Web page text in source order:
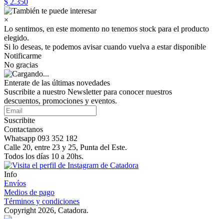
$ 2.350
×
Lo sentimos, en este momento no tenemos stock para el producto
elegido.
Si lo deseas, te podemos avisar cuando vuelva a estar disponible
Notificarme
No gracias
Enterate de las últimas novedades
Suscribite a nuestro Newsletter para conocer nuestros
descuentos, promociones y eventos.
Suscribite
Contactanos
Whatsapp 093 352 182
Calle 20, entre 23 y 25, Punta del Este.
Todos los días 10 a 20hs.
Info
Envíos
Medios de pago
Términos y condiciones
Copyright 2026, Catadora.